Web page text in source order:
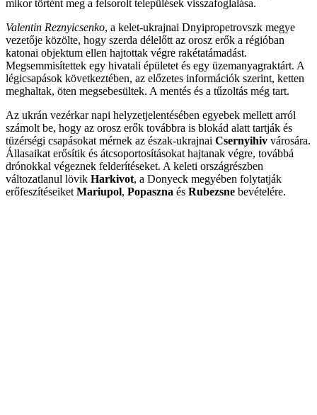
mikor történt meg a felsorolt települések visszafoglalása.
Valentin Reznyicsenko, a kelet-ukrajnai Dnyipropetrovszk megye
vezetője közölte, hogy szerda délelőtt az orosz erők a régióban
katonai objektum ellen hajtottak végre rakétatámadást.
Megsemmisítettek egy hivatali épületet és egy üzemanyagraktárt. A
légicsapások következtében, az előzetes információk szerint, ketten
meghaltak, öten megsebesültek. A mentés és a tűzoltás még tart.
Az ukrán vezérkar napi helyzetjelentésében egyebek mellett arról
számolt be, hogy az orosz erők továbbra is blokád alatt tartják és
tüzérségi csapásokat mérnek az észak-ukrajnai Csernyihiv városára.
Állasaikat erősítik és átcsoportosításokat hajtanak végre, továbbá
drónokkal végeznek felderítéseket. A keleti országrészben
változatlanul lövik Harkivot, a Donyeck megyében folytatják
erőfeszítéseiket Mariupol, Popaszna és Rubezsne bevételére.